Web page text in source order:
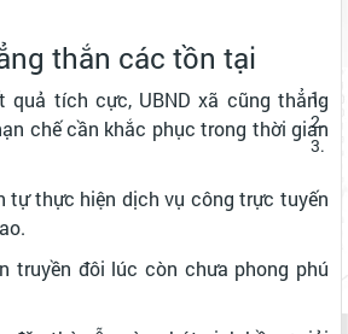
thắn các tồn tại
quả tích cực, UBND xã cũng thẳng
chế cần khắc phục trong thời gian
tự thực hiện dịch vụ công trực tuyến
truyền đôi lúc còn chưa phong phú